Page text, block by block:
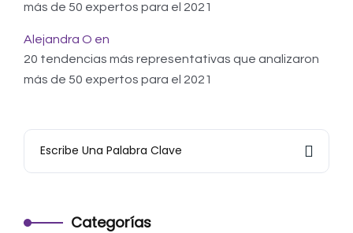
más de 50 expertos para el 2021
Alejandra O en
20 tendencias más representativas que analizaron
más de 50 expertos para el 2021
Categorías